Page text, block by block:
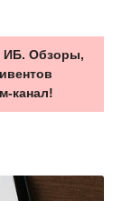
ИБ. Обзоры,
канал!